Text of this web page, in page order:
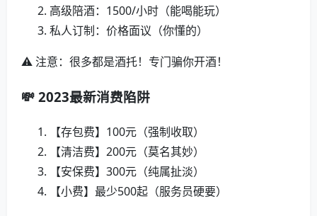
高级陪酒：1500/小时（能喝能玩）
私人订制：价格面议（你懂的）
⚠️ 注意：很多都是酒托！专门骗你开酒！
💸 2023最新消费陷阱
【存包费】100元（强制收取）
【清洁费】200元（莫名其妙）
【安保费】300元（纯属扯淡）
【小费】最少500起（服务员硬要）